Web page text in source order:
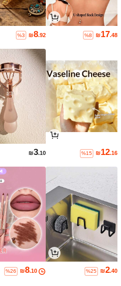
₪17.48
%8
₪8.92
%3
₪12.16
%15
₪3.10
₪2.40
%25
₪8.10
%26